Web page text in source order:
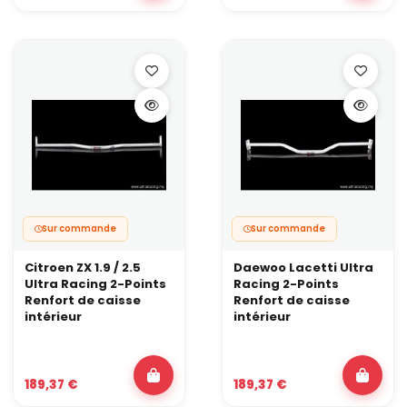
contrainte. Une barre inférieure aide à garder le châssis stable et
Sur commande
Citroen ZX 1.9 / 2.5
Ultra Racing 2-Points
Renfort de caisse
intérieur
189,37 €
Sur commande
Daewoo Lacetti Ultra
Racing 2-Points
Renfort de caisse
intérieur
189,37 €